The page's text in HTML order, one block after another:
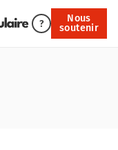
?
Nous
soutenir